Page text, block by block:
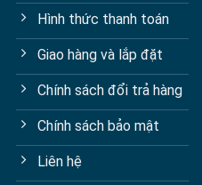
Hình thức thanh toán
Giao hàng và lắp đặt
Chính sách đổi trả hàng
Chính sách bảo mật
Liên hệ